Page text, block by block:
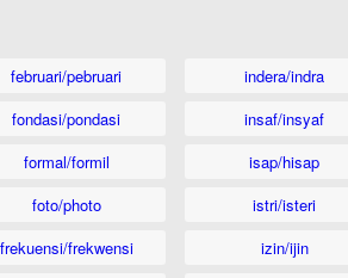
februari/pebruari
fondasi/pondasi
formal/formil
foto/photo
frekuensi/frekwensi
indera/indra
insaf/insyaf
isap/hisap
istri/isteri
izin/ijin